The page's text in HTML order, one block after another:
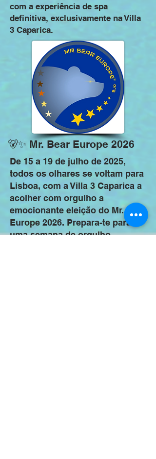
com a experiência de spa
definitiva, exclusivamente na Villa
3 Caparica.
🐻✨ Mr. Bear Europe 2026
De 15 a 19 de julho de 2025,
todos os olhares se voltam para
Lisboa, com a Villa 3 Caparica a
acolher com orgulho a
emocionante eleição do Mr. Bear
Europe 2026. Prepara-te para
uma semana de orgulho,